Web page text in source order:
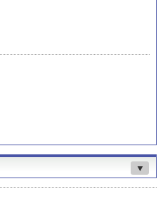
▼